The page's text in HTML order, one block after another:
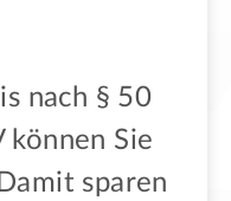
nach § 50
können Sie
sparen